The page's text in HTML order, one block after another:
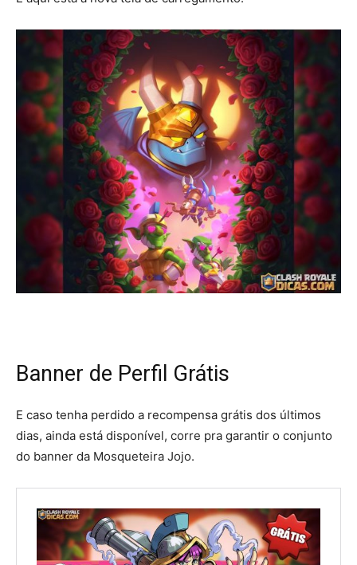
Banner de Perfil Grátis
E caso tenha perdido a recompensa grátis dos últimos
dias, ainda está disponível, corre pra garantir o conjunto
do banner da Mosqueteira Jojo.